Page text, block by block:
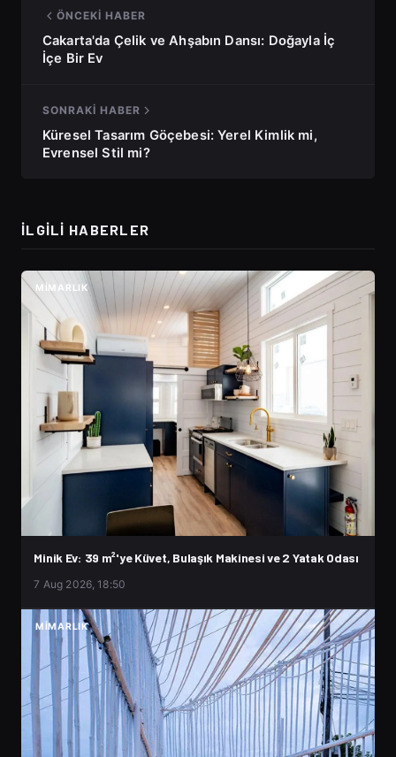
ÖNCEKI HABER
Cakarta'da Çelik ve Ahşabın Dansı: Doğayla İç
İçe Bir Ev
SONRAKI HABER
Küresel Tasarım Göçebesi: Yerel Kimlik mi,
Evrensel Stil mi?
İLGILI HABERLER
MIMARLIK
Minik Ev: 39 m²'ye Küvet, Bulaşık Makinesi ve 2 Yatak Odası
7 Aug 2026, 18:50
MIMARLIK